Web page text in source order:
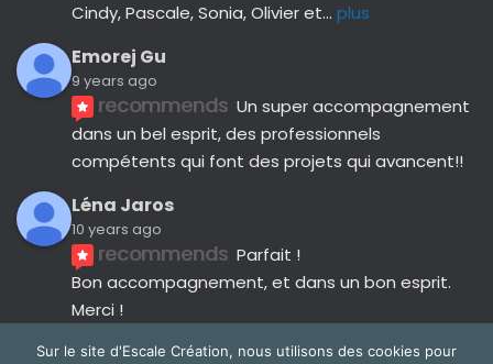
Cindy, Pascale, Sonia, Olivier et... plus
Emorej Gu
9 years ago
recommends Un super accompagnement
dans un bel esprit, des professionnels
compétents qui font des projets qui avancent!!
Léna Jaros
10 years ago
recommends Parfait !
Bon accompagnement, et dans un bon esprit.
Merci !
Avis suivants
Sur le site d'Escale Création, nous utilisons des cookies pour